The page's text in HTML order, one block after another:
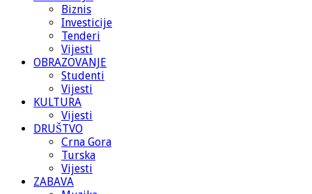
Biznis
Investicije
Tenderi
Vijesti
OBRAZOVANJE
Studenti
Vijesti
KULTURA
Vijesti
DRUŠTVO
Crna Gora
Turska
Vijesti
ZABAVA